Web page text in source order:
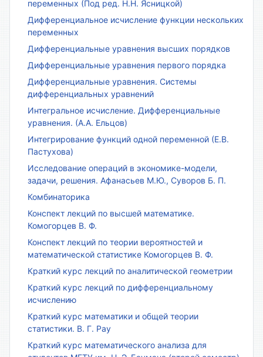
переменных (Под ред. Н.Н. Ясницкой)
Дифференциальное исчисление функции нескольких
переменных
Дифференциальные уравнения высших порядков
Дифференциальные уравнения первого порядка
Дифференциальные уравнения. Системы
дифференциальных уравнений
Интегральное исчисление. Дифференциальные
уравнения. (А.А. Ельцов)
Интегрирование функций одной переменной (Е.В.
Пастухова)
Исследование операций в экономике-модели,
задачи, решения. Афанасьев М.Ю., Суворов Б. П.
Комбинаторика
Конспект лекций по высшей математике.
Комогорцев В. Ф.
Конспект лекций по теории вероятностей и
математической статистике Комогорцев В. Ф.
Краткий курс лекций по аналитической геометрии
Краткий курс лекций по дифференциальному
исчислению
Краткий курс математики и общей теории
статистики. В. Г. Рау
Краткий курс математического анализа для